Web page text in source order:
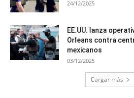
24/12/2025
EE.UU. lanza
Orleans contra
mexicanos
03/12/2025
Cargar más